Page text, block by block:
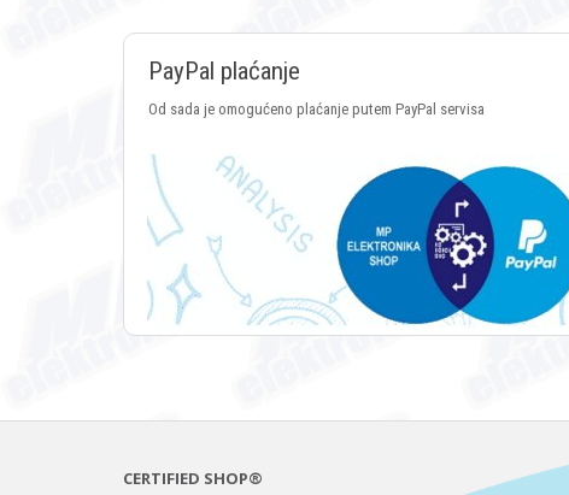
PayPal plaćanje
Od sada je omogućeno plaćanje putem PayPal servisa
CERTIFIED SHOP®